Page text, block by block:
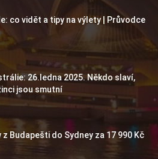
co vidět a tipy na výlety | Průvodce
26.ledna 2025. Někdo slaví,
jsou smutní
z Budapešti do Sydney za 17 990 Kč